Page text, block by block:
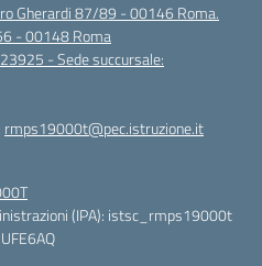
Gherardi 87/89 - 00146 Roma.
- 00148 Roma
- Sede succursale:
rmps19000t@pec.istruzione.it
(IPA): istsc_rmps19000t